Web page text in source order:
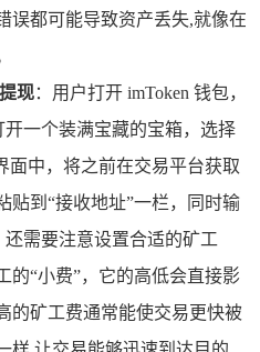
误都可能导致资产丢失,就像在
现：用户打开 imToken 钱包，
开一个装满宝藏的宝箱，选择
面中，将之前在交易平台获取
贴到“接收地址”一栏，同时输
还需要注意设置合适的矿工
的“小费”，它的高低会直接影
的矿工费通常能使交易更快被